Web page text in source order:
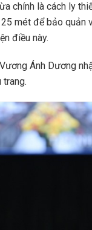
chính là cách ly
mét để bảo quản
điều này.
Ánh Dương